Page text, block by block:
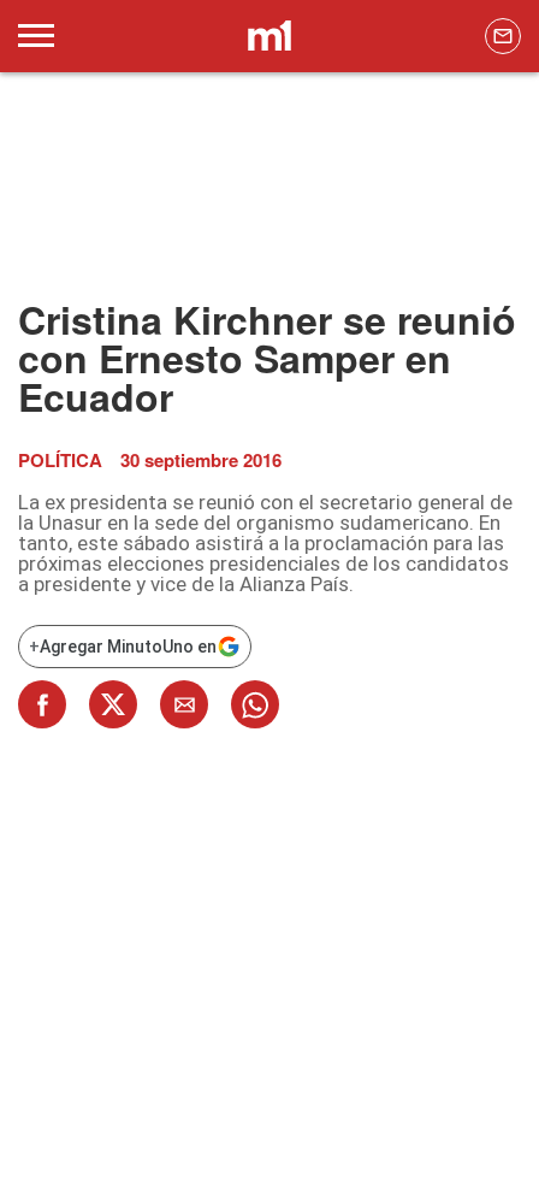
Cristina Kirchner se reunió
con Ernesto Samper en
Ecuador
POLÍTICA 30 septiembre 2016
La ex presidenta se reunió con el secretario general de
la Unasur en la sede del organismo sudamericano. En
tanto, este sábado asistirá a la proclamación para las
próximas elecciones presidenciales de los candidatos
a presidente y vice de la Alianza País.
+Agregar MinutoUno en